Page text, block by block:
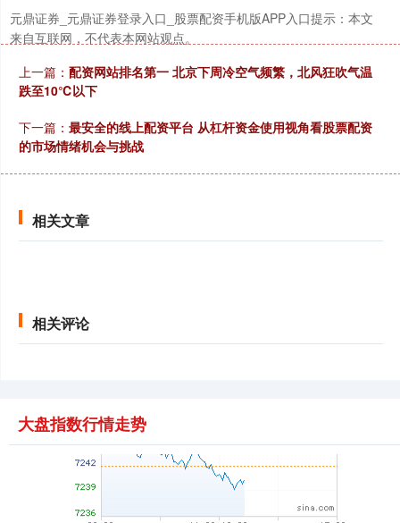
元鼎证券_元鼎证券登录入口_股票配资手机版APP入口提示：本文
来自互联网，不代表本网站观点。
上一篇： 配资网站排名第一 北京下周冷空气频繁，北风狂吹气温
跌至10℃以下
下一篇： 最安全的线上配资平台 从杠杆资金使用视角看股票配资
的市场情绪机会与挑战
相关文章
相关评论
大盘指数行情走势
北证50 1123.14 -11.11 -0.98%